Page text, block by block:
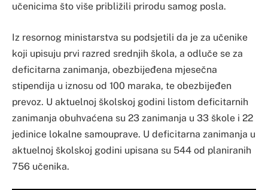
učenicima što više približili prirodu samog posla.
Iz resornog ministarstva su podsjetili da je za učenike
koji upisuju prvi razred srednjih škola, a odluče se za
deficitarna zanimanja, obezbijeđena mjesečna
stipendija u iznosu od 100 maraka, te obezbijeđen
prevoz. U aktuelnoj školskoj godini listom deficitarnih
zanimanja obuhvaćena su 23 zanimanja u 33 škole i 22
jedinice lokalne samouprave. U deficitarna zanimanja u
aktuelnoj školskoj godini upisana su 544 od planiranih
756 učenika.